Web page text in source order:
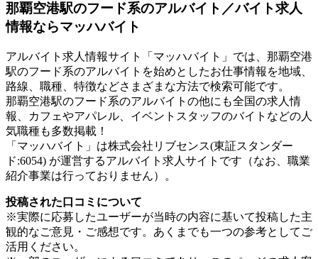
那覇空港駅のフード系のアルバイト／バイト求人
情報ならマッハバイト
アルバイト求人情報サイト「マッハバイト」では、那覇空港
駅のフード系のアルバイトを始めとしたお仕事情報を地域、
路線、職種、特徴などさまざまな方法で検索可能です。
那覇空港駅のフード系のアルバイトの他にも全国の求人情
報、カフェやアパレル、イベントスタッフのバイトなどの人
気職種も多数掲載！
「マッハバイト」は株式会社リブセンス(東証スタンダー
ド:6054) が運営するアルバイト求人サイトです（なお、職業
紹介事業は行っておりません）。
投稿された口コミについて
※実際に応募したユーザーが当時の内容に基いて投稿した主
観的なご意見・ご感想です。あくまでも一つの参考としてご
活用ください。